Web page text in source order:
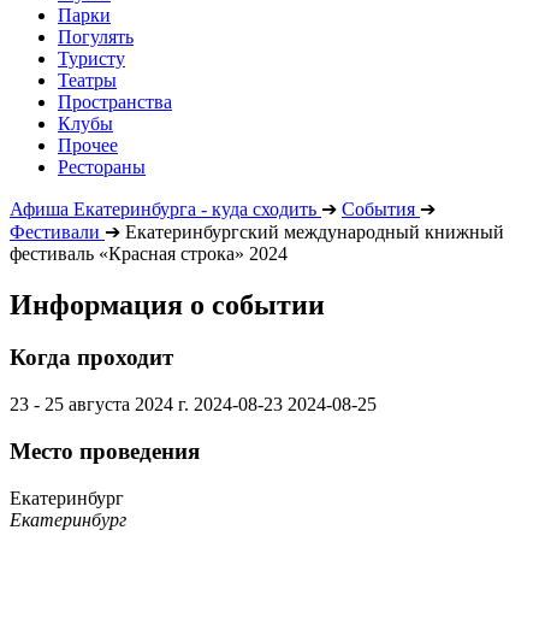
Парки
Погулять
Туристу
Театры
Пространства
Клубы
Прочее
Рестораны
Афиша Екатеринбурга - куда сходить ➔ События ➔
Фестивали ➔ Екатеринбургский международный книжный
фестиваль «Красная строка» 2024
Информация о событии
Когда проходит
23 - 25 августа 2024 г. 2024-08-23 2024-08-25
Место проведения
Екатеринбург
Екатеринбург